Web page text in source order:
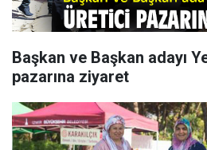
Başkan ve Başkan adayı
pazarına ziyaret